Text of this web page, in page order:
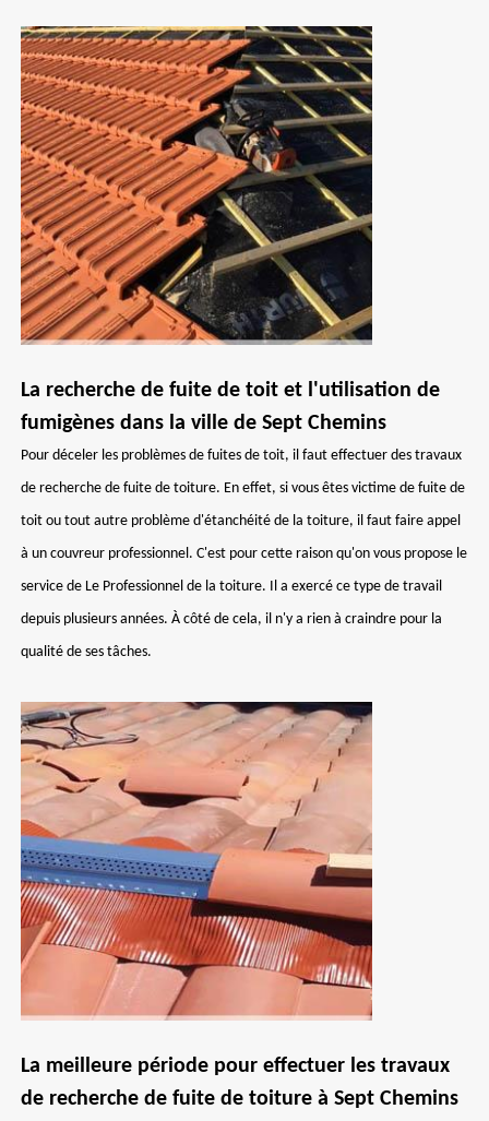
La recherche de fuite de toit et l'utilisation de
fumigènes dans la ville de Sept Chemins
Pour déceler les problèmes de fuites de toit, il faut effectuer des travaux
de recherche de fuite de toiture. En effet, si vous êtes victime de fuite de
toit ou tout autre problème d'étanchéité de la toiture, il faut faire appel
à un couvreur professionnel. C'est pour cette raison qu'on vous propose le
service de Le Professionnel de la toiture. Il a exercé ce type de travail
depuis plusieurs années. À côté de cela, il n'y a rien à craindre pour la
qualité de ses tâches.
La meilleure période pour effectuer les travaux
de recherche de fuite de toiture à Sept Chemins